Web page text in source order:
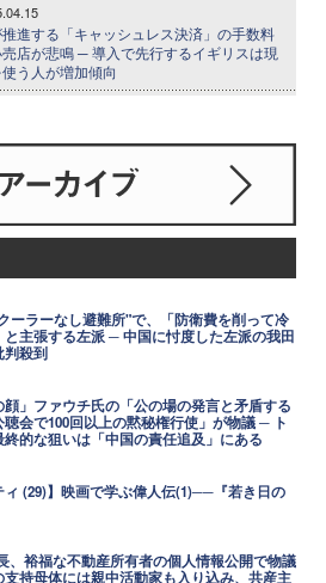
進する「キャッシュレス決済」の手数料
店が悲鳴 ─ 導入で先行するイギリスは現
う人が増加傾向
ーラーなし避難所"で、「防衛費を削って冷
と主張する左派 ─ 中国に忖度した左派の我田
判殺到
顔」ファウチ氏の「公の場の発言と矛盾する
聴会で100回以上の黙秘権行使」が物議 ─ ト
的な狙いは「中国の責任追及」にある
ィ (29)】映画で学ぶ偉人伝(1)──『若き日の
、裕福な不動産所有者の個人情報公開で物議
持母体には親中活動家も入り込み、共産主